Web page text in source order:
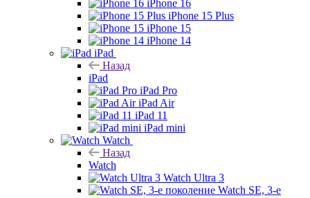
iPhone 16
iPhone 15 Plus
iPhone 15
iPhone 14
iPad
Назад
iPad
iPad Pro
iPad Air
iPad 11
iPad mini
Watch
Назад
Watch
Watch Ultra 3
Watch SE, 3-е